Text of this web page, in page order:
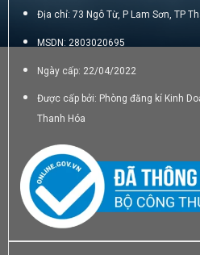
Địa chỉ: 73 Ngô Từ, P Lam Sơn, TP
MSDN: 2803020695
Ngày cấp: 22/04/2022
Được cấp bởi: Phòng đăng kí Kinh
Thanh Hóa